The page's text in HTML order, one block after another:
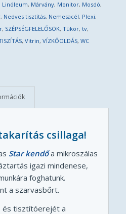
Linóleum, Márvány, Monitor, Mosdó,
, Nedves tisztítás, Nemesacél, Plexi,
, SZÉPSÉGFELELŐSÖK, Tükör, tv,
, Vitrin, VÍZKŐOLDÁS, WC
csillaga!
Star kendőa mikroszálas
igazi mindenese,
foghatunk.
a szarvasbőrt.
és tisztítóerejét a